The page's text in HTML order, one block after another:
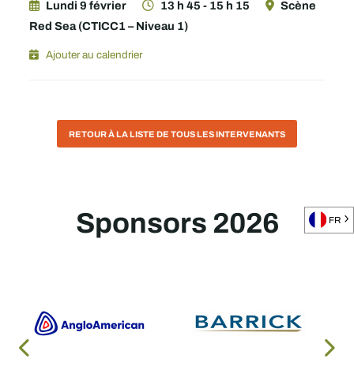
Lundi 9 février 13 h 45 - 15 h 15
Scène
Red Sea (CTICC1 – Niveau 1)
Ajouter au calendrier
RETOUR À LA LISTE DE TOUS LES INTERVENANTS
Sponsors 2026 FR